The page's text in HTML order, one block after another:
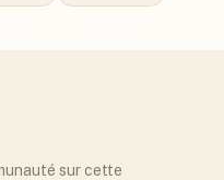
sur cette